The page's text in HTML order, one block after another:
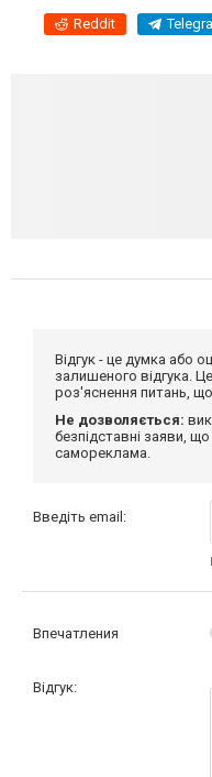
Reddit
Відгук - це думка або
залишеного відгука.
роз'яснення питань,
Не дозволяється:
безпідставні заяви,
самореклама.
Введіть email:
Впечатления
Відгук: